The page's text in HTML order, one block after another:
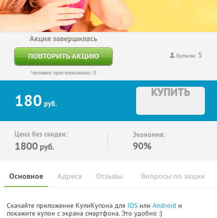
Купили: 5
Акция завершилась
ПОВТОРИТЬ АКЦИЮ
Человек проголосовало: 0
180 руб.
КУПИТЬ
Цена без скидки:
1800 руб.
Экономия:
90%
Основное Отзывы Вопросы по акции
Адреса
Скачайте приложение КупиКупона для IOS или Android и
покажите купон с экрана смартфона. Это удобно :)